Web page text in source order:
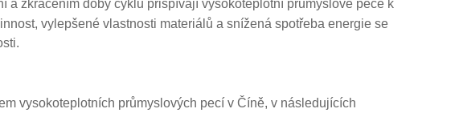
a zkrácením doby cyklu přispívají vysokoteplotní průmyslové pece k
vylepšené vlastnosti materiálů a snížená spotřeba energie se
vysokoteplotních průmyslových pecí v Číně, v následujících